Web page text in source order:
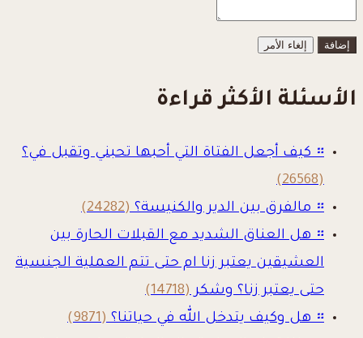
إلغاء الأمر
الأسئلة الأكثر قراءة
። كيف أجعل الفتاة التي أحبها تحبني وتقبل في؟
(26568)
። مالفرق بين الدير والكنيسة؟(24282)
። هل العناق الشديد مع القبلات الحارة بين
العشيقين يعتبر زنا ام حتى تتم العملية الجنسية
حتى يعتبر زنا؟ وشكر(14718)
። هل وكيف يتدخل الله في حياتنا؟(9871)